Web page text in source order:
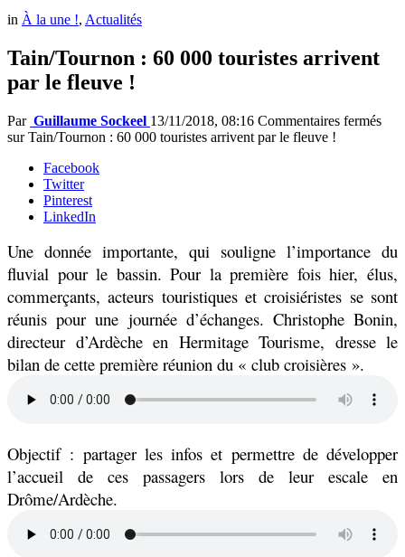
in À la une !, Actualités
Tain/Tournon : 60 000 touristes arrivent
par le fleuve !
Par Guillaume Sockeel 13/11/2018, 08:16 Commentaires fermés
sur Tain/Tournon : 60 000 touristes arrivent par le fleuve !
Facebook
Twitter
Pinterest
LinkedIn
Une donnée importante, qui souligne l’importance du
fluvial pour le bassin. Pour la première fois hier, élus,
commerçants, acteurs touristiques et croisiéristes se sont
réunis pour une journée d’échanges. Christophe Bonin,
directeur d’Ardèche en Hermitage Tourisme, dresse le
bilan de cette première réunion du « club croisières ».
Objectif : partager les infos et permettre de développer
l’accueil de ces passagers lors de leur escale en
Drôme/Ardèche.